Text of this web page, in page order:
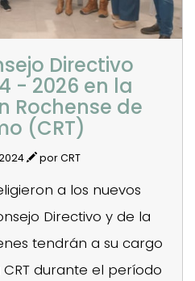
Directivo
- 2026 en la
Rochense de
(CRT)
por CRT
a los nuevos
Directivo y de la
tendrán a su cargo
durante el período